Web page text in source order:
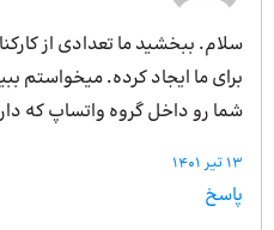
سلام. ببخشید ما تعدادی از
برای ما ایجاد کرده. میخواستم
شما رو داخل گروه واتساپ که
13 تیر 1401
پاسخ